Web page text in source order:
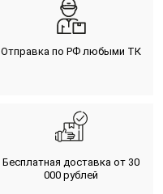
Отправка по РФ любыми ТК
Бесплатная доставка от 30
000 рублей